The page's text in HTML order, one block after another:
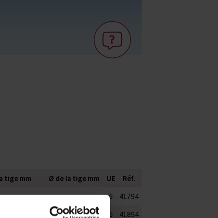
tige mm Ø de la tige mm UE
Réf.
6
41794
6
41894